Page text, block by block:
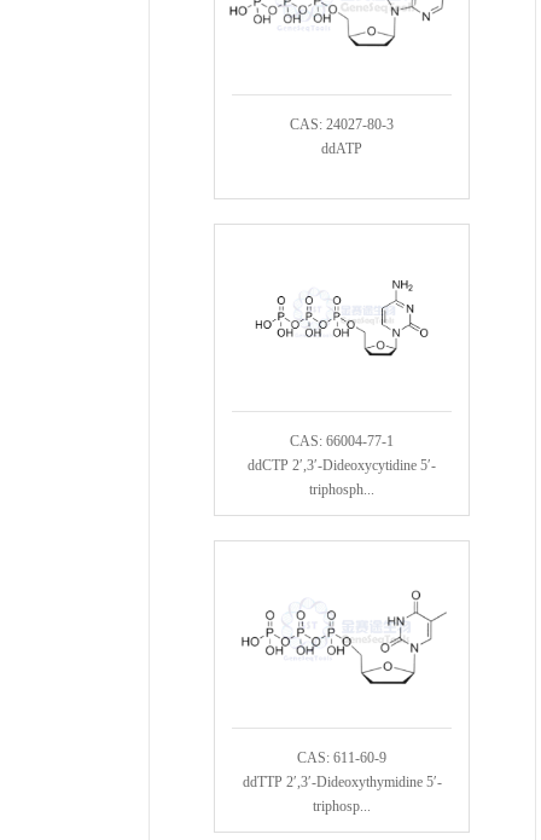
CAS: 24027-80-3
ddATP
CAS: 66004-77-1
ddCTP 2′,3′-Dideoxycytidine 5′-
triphosph...
CAS: 611-60-9
ddTTP 2′,3′-Dideoxythymidine 5′-
triphosp...